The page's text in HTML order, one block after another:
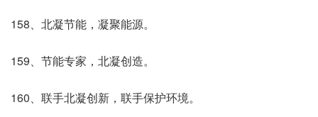
158、北凝节能，凝聚能源。
159、节能专家，北凝创造。
160、联手北凝创新，联手保护环境。